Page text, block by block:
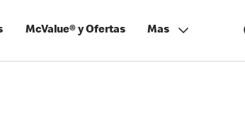
McValue® y Ofertas Mas